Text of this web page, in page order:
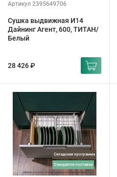
Артикул 2395649706
Сушка выдвижная И14
Дайнинг Агент, 600, ТИТАН/
Белый
28 426 ₽
Складская программа
ожидается поставка